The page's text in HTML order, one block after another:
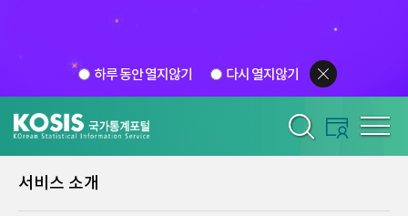
하루 동안 열지않기 다시 열지않기
서비스 소개